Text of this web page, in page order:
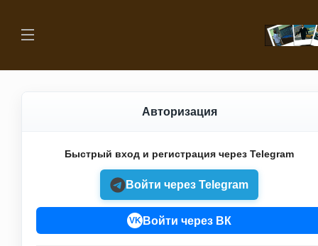
Авторизация
Быстрый вход и регистрация через Telegram
Войти через Telegram
VK Войти через ВК